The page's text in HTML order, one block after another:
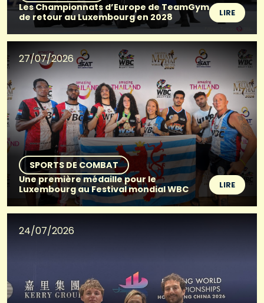
Les Championnats d’Europe de TeamGym
de retour au Luxembourg en 2028
LIRE
27/07/2026
SPORTS DE COMBAT
Une première médaille pour le
Luxembourg au Festival mondial WBC
LIRE
24/07/2026